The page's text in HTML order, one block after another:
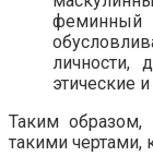
личности,
этические
Таким образом,
такими чертами,